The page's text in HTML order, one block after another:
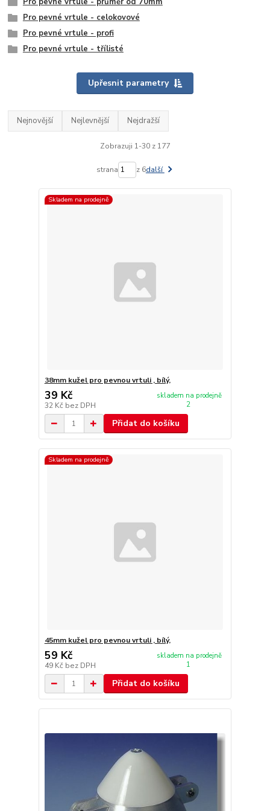
Pro pevné vrtule - celokovové
Pro pevné vrtule - profi
Pro pevné vrtule - třílisté
Upřesnit parametry
Nejnovější Nejlevnější Nejdražší
Zobrazuji 1-30 z 177
strana z 6další
Skladem na prodejně
38mm kužel pro pevnou vrtuli , bílý,
39 Kč
32 Kč bez DPH
skladem na prodejně
2
Přidat do košíku
Skladem na prodejně
45mm kužel pro pevnou vrtuli , bílý,
59 Kč
49 Kč bez DPH
skladem na prodejně
1
Přidat do košíku